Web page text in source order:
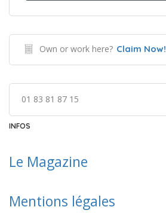
Own or work here? Claim Now!
01 83 81 87 15
INFOS
Le Magazine
Mentions légales